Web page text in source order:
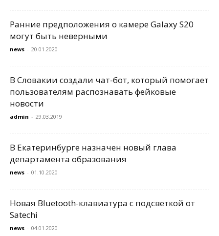
Ранние предположения о камере Galaxy S20
могут быть неверными
news - 20.01.2020
В Словакии создали чат-бот, который помогает
пользователям распознавать фейковые
новости
admin - 29.03.2019
В Екатеринбурге назначен новый глава
департамента образования
news - 01.10.2020
Новая Bluetooth-клавиатура с подсветкой от
Satechi
news - 04.01.2020